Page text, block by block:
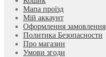
Мапа проїзд
Мій аккаунт
Оформлення замовлення
Политика Безопасности
Про магазин
Умови згоди